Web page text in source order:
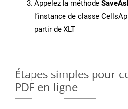
Appelez la méthode
l’instance de classe
partir de XLT
Étapes simples pour
PDF en ligne